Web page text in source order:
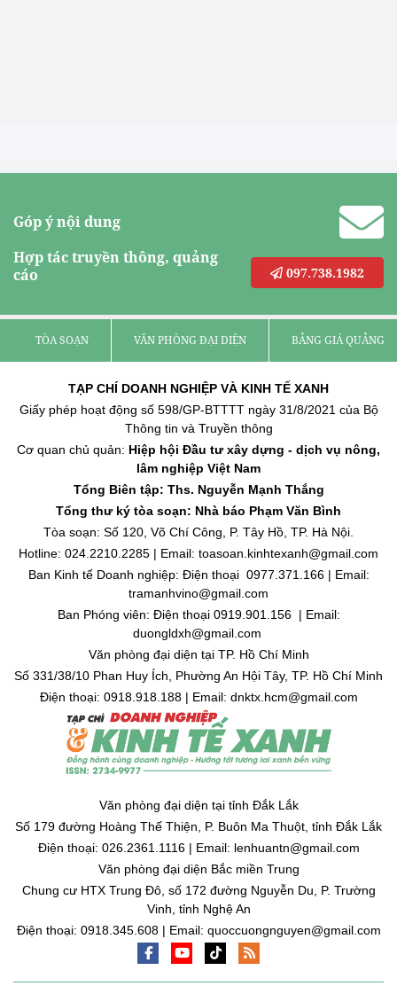
Góp ý nội dung
Hợp tác truyền thông, quảng
cáo
097.738.1982
TÒA SOẠN VĂN PHÒNG ĐẠI DIỆN BẢNG GIÁ QUẢNG
TẠP CHÍ DOANH NGHIỆP VÀ KINH TẾ XANH
Giấy phép hoạt động số 598/GP-BTTTT ngày 31/8/2021 của Bộ
Thông tin và Truyền thông
Cơ quan chủ quản: Hiệp hội Đầu tư xây dựng - dịch vụ nông,
lâm nghiệp Việt Nam
Tổng Biên tập: Ths. Nguyễn Mạnh Thắng
Tổng thư ký tòa soạn: Nhà báo Phạm Văn Bình
Tòa soạn: Số 120, Võ Chí Công, P. Tây Hồ, TP. Hà Nội.
Hotline: 024.2210.2285 | Email: toasoan.kinhtexanh@gmail.com
Ban Kinh tế Doanh nghiệp: Điện thoại 0977.371.166 | Email:
tramanhvino@gmail.com
Ban Phóng viên: Điện thoại 0919.901.156 | Email:
duongldxh@gmail.com
Văn phòng đại diện tại TP. Hồ Chí Minh
Số 331/38/10 Phan Huy Ích, Phường An Hội Tây, TP. Hồ Chí Minh
Điện thoại: 0918.918.188 | Email: dnktx.hcm@gmail.com
Văn phòng đại diện tại tỉnh Đắk Lắk
Số 179 đường Hoàng Thế Thiện, P. Buôn Ma Thuột, tỉnh Đắk Lắk
Điện thoại: 026.2361.1116 | Email: lenhuantn@gmail.com
Văn phòng đại diện Bắc miền Trung
Chung cư HTX Trung Đô, số 172 đường Nguyễn Du, P. Trường
Vinh, tỉnh Nghệ An
Điện thoại: 0918.345.608 | Email: quoccuongnguyen@gmail.com